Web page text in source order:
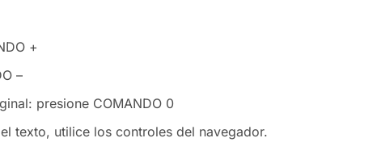
+
–
presione COMANDO 0
texto, utilice los controles del navegador.